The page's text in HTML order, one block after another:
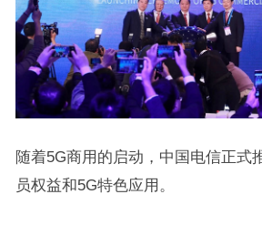
随着5G商用的启动，中国电信正式
员权益和5G特色应用。